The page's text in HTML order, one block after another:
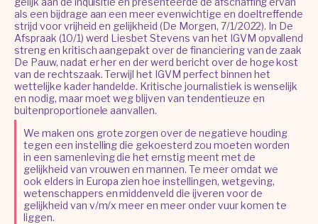
als een bijdrage aan een meer evenwichtige en doeltreffende
strijd voor vrijheid en gelijkheid (De Morgen, 7/1/2022). In De
Afspraak (10/1) werd Liesbet Stevens van het IGVM opvallend
streng en kritisch aangepakt over de financiering van de zaak
De Pauw, nadat er her en der werd bericht over de hoge kost
van de rechtszaak. Terwijl het IGVM perfect binnen het
wettelijke kader handelde. Kritische journalistiek is wenselijk
en nodig, maar moet weg blijven van tendentieuze en
buitenproportionele aanvallen.
We maken ons grote zorgen over de negatieve houding
tegen een instelling die gekoesterd zou moeten worden
in een samenleving die het ernstig meent met de
gelijkheid van vrouwen en mannen. Te meer omdat we
ook elders in Europa zien hoe instellingen, wetgeving,
wetenschappers en middenveld die ijveren voor de
gelijkheid van v/m/x meer en meer onder vuur komen te
liggen.